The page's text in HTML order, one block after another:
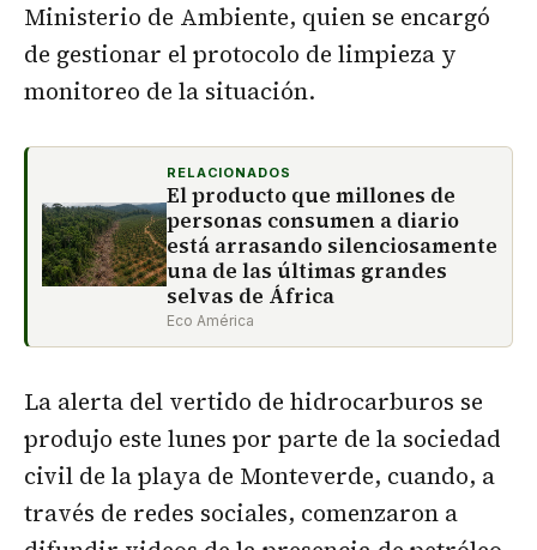
Ministerio de Ambiente, quien se encargó
de gestionar el protocolo de limpieza y
monitoreo de la situación.
RELACIONADOS
El producto que millones de
personas consumen a diario
está arrasando silenciosamente
una de las últimas grandes
selvas de África
Eco América
La alerta del vertido de hidrocarburos se
produjo este lunes por parte de la sociedad
civil de la playa de Monteverde, cuando, a
través de redes sociales, comenzaron a